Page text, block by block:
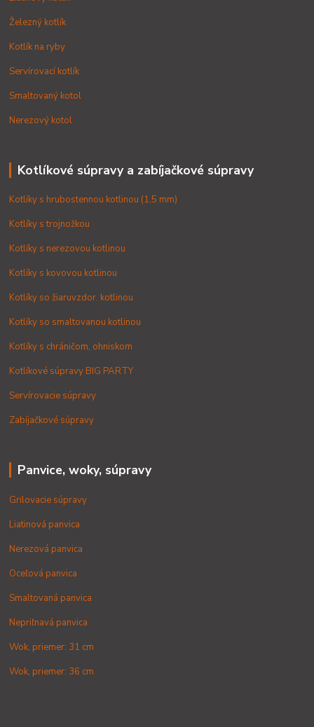
Železný kotlík
Kotlík na ryby
Servírovací kotlík
Smaltovaný kotol
Nerezový kotol
Kotlíkové súpravy a zabíjačkové súpravy
Kotlíky s hrubostennou kotlinou (1,5 mm)
Kotlíky s trojnožkou
Kotlíky s nerezovou kotlinou
Kotlíky s kovovou kotlinou
Kotlíky so žiaruvzdor. kotlinou
Kotlíky so smaltovanou kotlinou
Kotlíky s chráničom, ohniskom
Kotlíkové súpravy BIG PARTY
Servírovacie súpravy
Zabíjačkové súpravy
Panvice, woky, súpravy
Grilovacie súpravy
Liatinová panvica
Nerezová panvica
Oceľová panvica
Smaltovaná panvica
Nepriľnavá panvica
Wok, priemer: 31 cm
Wok, priemer: 36 cm